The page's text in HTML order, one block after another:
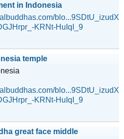
in Indonesia
blo...9SDtU_izudX
KRNt-HuIqI_9
temple
blo...9SDtU_izudX
KRNt-HuIqI_9
great face middle